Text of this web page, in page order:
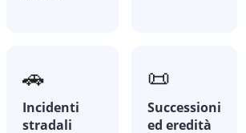
🚗
Incidenti
stradali
📜
Successioni
ed eredità